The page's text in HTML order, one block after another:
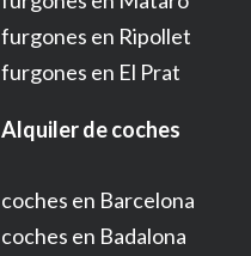
furgones en Ripollet
furgones en El Prat
Alquiler de coches
coches en Barcelona
coches en Badalona